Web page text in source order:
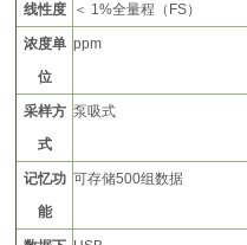
线性度 ＜ 1%全量程（FS）
浓度单
位
ppm
采样方
式
泵吸式
记忆功
能
可存储500组数据